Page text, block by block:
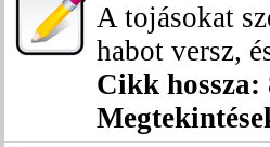
A tojásokat
habot versz,
Cikk hossza: